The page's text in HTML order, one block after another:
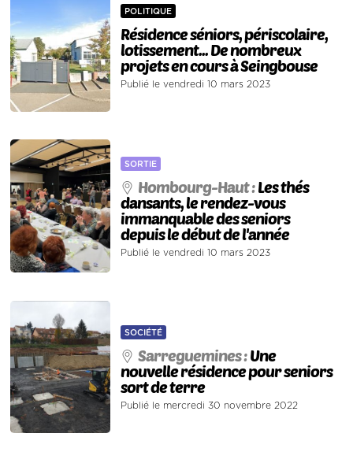
POLITIQUE
Résidence séniors, périscolaire,
lotissement... De nombreux
projets en cours à Seingbouse
Publié le vendredi 10 mars 2023
SORTIE
Hombourg-Haut :Les thés
dansants, le rendez-vous
immanquable des seniors
depuis le début de l'année
Publié le vendredi 10 mars 2023
SOCIÉTÉ
Sarreguemines :Une
nouvelle résidence pour seniors
sort de terre
Publié le mercredi 30 novembre 2022